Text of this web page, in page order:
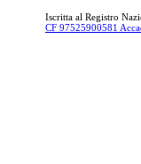
Iscritta al Registro
CF 97525900581